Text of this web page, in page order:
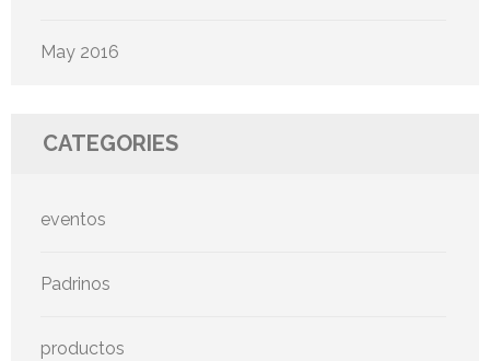
May 2016
CATEGORIES
eventos
Padrinos
productos